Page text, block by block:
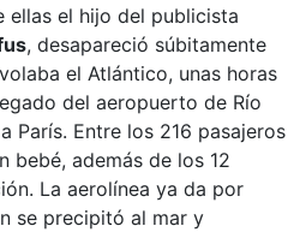
ellas el hijo del publicista
, desapareció súbitamente
el Atlántico, unas horas
del aeropuerto de Río
París. Entre los 216 pasajeros
bebé, además de los 12
La aerolínea ya da por
se precipitó al mar y